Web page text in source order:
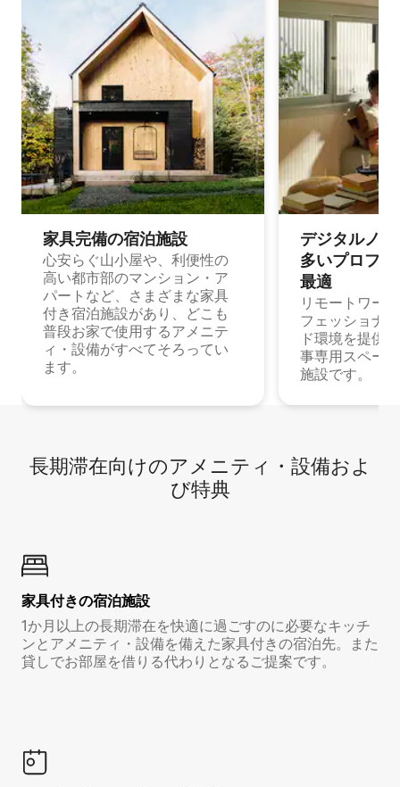
家具完備の宿⁠泊⁠施⁠設
心安らぐ山小屋や、利便性の
高い都市部のマンション・ア
パートなど、さまざまな家具
付き宿泊施設があり、どこも
普段お家で使用するアメニテ
ィ・設備がすべてそろってい
ます。
デジタルノ
多⁠いプ⁠ロ⁠フ⁠
最⁠適
リモートワー
フェッショナ
ド環境を提供
事専用スペー
施設です。
長期滞在向け⁠のア⁠メ⁠ニ⁠テ⁠ィ⁠・設⁠備⁠およ
び特⁠典
家具付き⁠の宿⁠泊⁠施⁠設
1か月以上の長期滞在を快適に過ごすのに必要なキッチ
ンとアメニティ・設備を備えた家具付きの宿泊先。また
貸しでお部屋を借りる代わりとなるご提案です。